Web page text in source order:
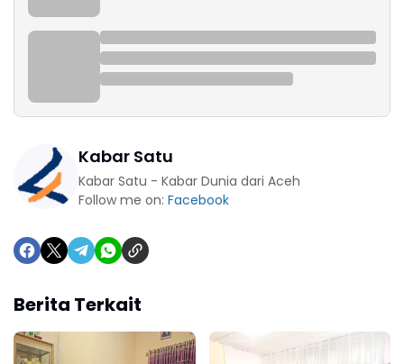
Kabar Satu
Kabar Satu - Kabar Dunia dari Aceh
Follow me on: Facebook
Berita Terkait